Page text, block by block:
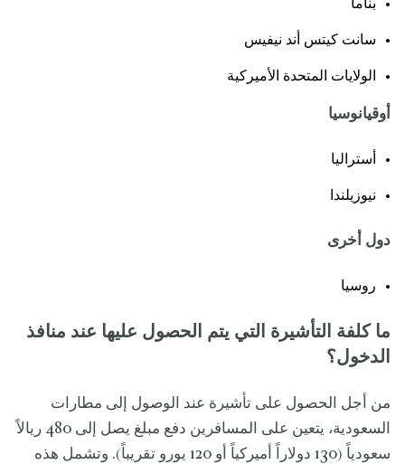
بناما
سانت كيتس أند نيفيس
الولايات المتحدة الأميركية
أوقيانوسيا
أستراليا
نيوزيلندا
دول أخرى
روسيا
ما كلفة التأشيرة التي يتم الحصول عليها عند منافذ
الدخول؟
من أجل الحصول على تأشيرة عند الوصول إلى مطارات
السعودية، يتعين على المسافرين دفع مبلغ يصل إلى 480 ريالاً
سعودياً (130 دولاراً أميركياً أو 120 يورو تقريباً). وتشمل هذه